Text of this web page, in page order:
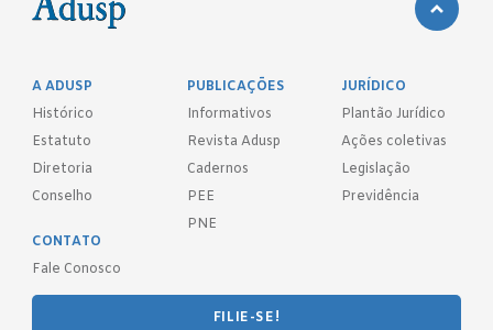
A ADUSP
Histórico
Estatuto
Diretoria
Conselho
PUBLICAÇÕES
Informativos
Revista Adusp
Cadernos
PEE
PNE
JURÍDICO
Plantão Jurídico
Ações coletivas
Legislação
Previdência
CONTATO
Fale Conosco
FILIE-SE!